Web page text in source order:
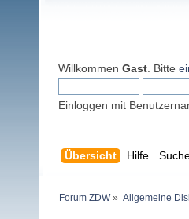
Willkommen Gast . Bitte
Einloggen mit
Übersicht Hilfe
Forum ZDW» Allgemeine